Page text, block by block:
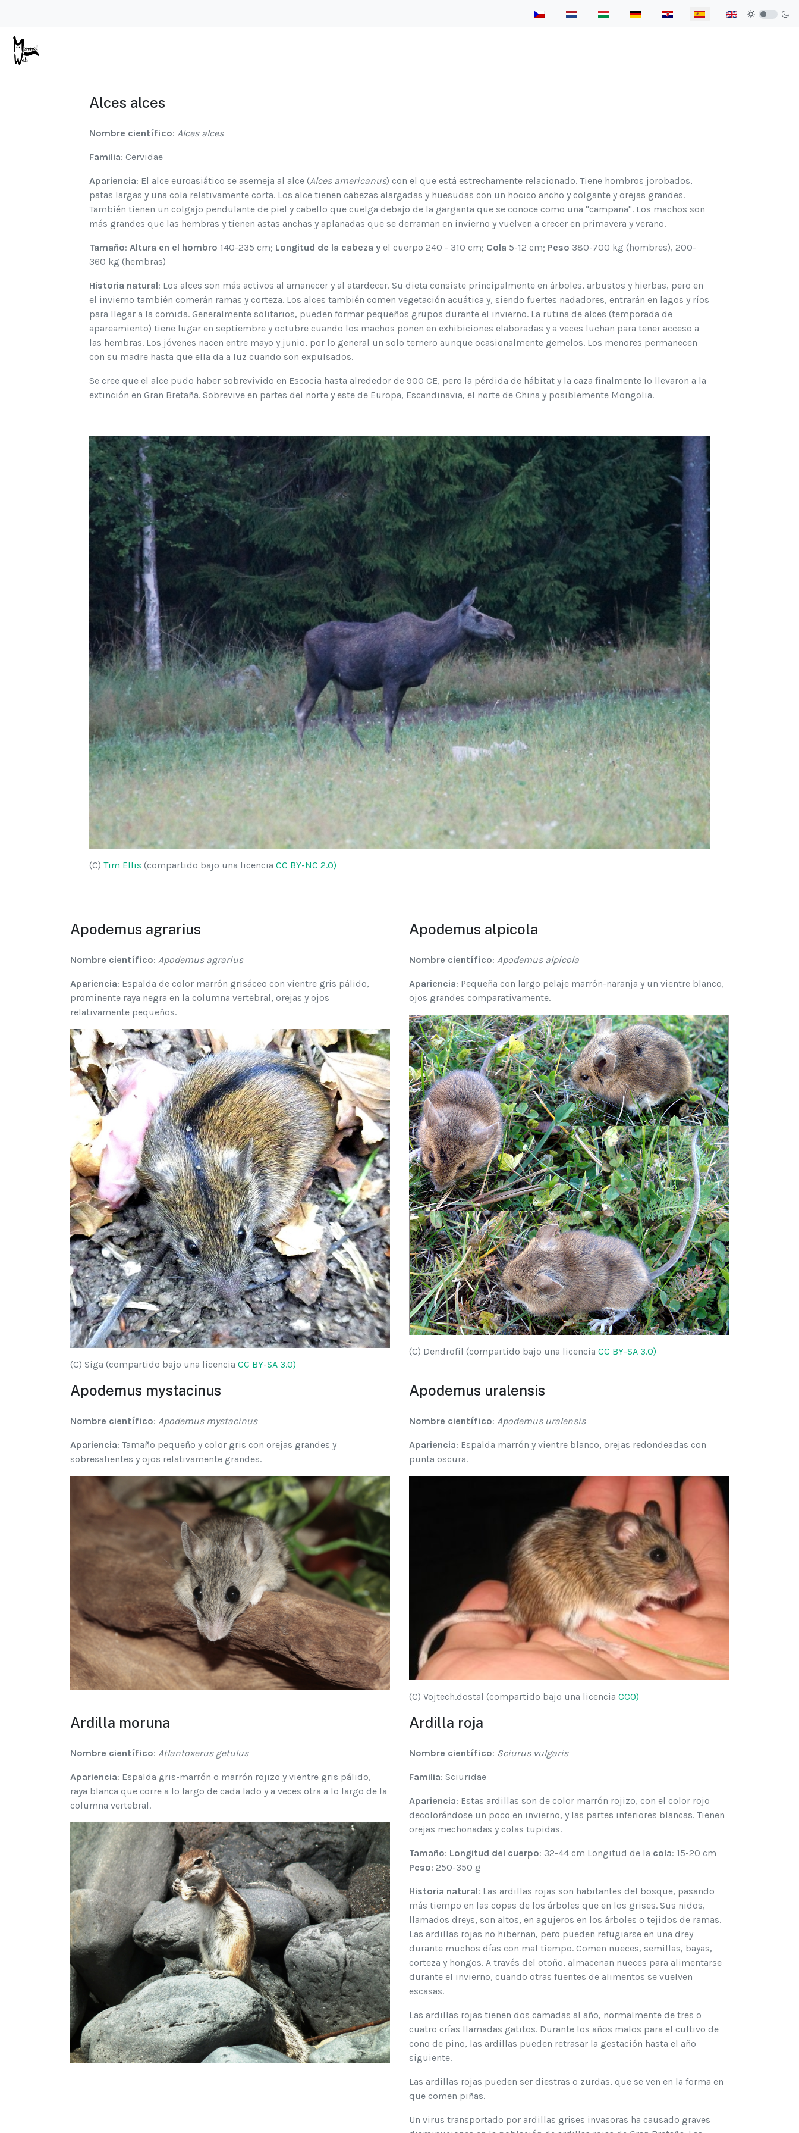
Select your language
Alces alces
Nombre científico: Alces alces
Familia: Cervidae
Apariencia: El alce euroasiático se asemeja al alce (Alces americanus) con el que está estrechamente relacionado. Tiene hombros jorobados,
patas largas y una cola relativamente corta. Los alce tienen cabezas alargadas y huesudas con un hocico ancho y colgante y orejas grandes.
También tienen un colgajo pendulante de piel y cabello que cuelga debajo de la garganta que se conoce como una "campana". Los machos son
más grandes que las hembras y tienen astas anchas y aplanadas que se derraman en invierno y vuelven a crecer en primavera y verano.
Tamaño: Altura en el hombro 140-235 cm; Longitud de la cabeza y el cuerpo 240 - 310 cm; Cola 5-12 cm; Peso 380-700 kg (hombres), 200-
360 kg (hembras)
Historia natural: Los alces son más activos al amanecer y al atardecer. Su dieta consiste principalmente en árboles, arbustos y hierbas, pero en
el invierno también comerán ramas y corteza. Los alces también comen vegetación acuática y, siendo fuertes nadadores, entrarán en lagos y ríos
para llegar a la comida. Generalmente solitarios, pueden formar pequeños grupos durante el invierno. La rutina de alces (temporada de
apareamiento) tiene lugar en septiembre y octubre cuando los machos ponen en exhibiciones elaboradas y a veces luchan para tener acceso a
las hembras. Los jóvenes nacen entre mayo y junio, por lo general un solo ternero aunque ocasionalmente gemelos. Los menores permanecen
con su madre hasta que ella da a luz cuando son expulsados.
Se cree que el alce pudo haber sobrevivido en Escocia hasta alrededor de 900 CE, pero la pérdida de hábitat y la caza finalmente lo llevaron a la
extinción en Gran Bretaña. Sobrevive en partes del norte y este de Europa, Escandinavia, el norte de China y posiblemente Mongolia.
(C) Tim Ellis (compartido bajo una licencia CC BY-NC 2.0)
Apodemus agrarius
Nombre científico: Apodemus agrarius
Apariencia: Espalda de color marrón grisáceo con vientre gris pálido,
prominente raya negra en la columna vertebral, orejas y ojos
relativamente pequeños.
(C) Siga (compartido bajo una licencia CC BY-SA 3.0)
Apodemus alpicola
Nombre científico: Apodemus alpicola
Apariencia: Pequeña con largo pelaje marrón-naranja y un vientre blanco,
ojos grandes comparativamente.
(C) Dendrofil (compartido bajo una licencia CC BY-SA 3.0)
Apodemus mystacinus
Nombre científico: Apodemus mystacinus
Apariencia: Tamaño pequeño y color gris con orejas grandes y
sobresalientes y ojos relativamente grandes.
Apodemus uralensis
Nombre científico: Apodemus uralensis
Apariencia: Espalda marrón y vientre blanco, orejas redondeadas con
punta oscura.
(C) Vojtech.dostal (compartido bajo una licencia CC0)
Ardilla moruna
Nombre científico: Atlantoxerus getulus
Apariencia: Espalda gris-marrón o marrón rojizo y vientre gris pálido,
raya blanca que corre a lo largo de cada lado y a veces otra a lo largo de la
columna vertebral.
Ardilla roja
Nombre científico: Sciurus vulgaris
Familia: Sciuridae
Apariencia: Estas ardillas son de color marrón rojizo, con el color rojo
decolorándose un poco en invierno, y las partes inferiores blancas. Tienen
orejas mechonadas y colas tupidas.
Tamaño: Longitud del cuerpo: 32-44 cm Longitud de la cola: 15-20 cm
Peso: 250-350 g
Historia natural: Las ardillas rojas son habitantes del bosque, pasando
más tiempo en las copas de los árboles que en los grises. Sus nidos,
llamados dreys, son altos, en agujeros en los árboles o tejidos de ramas.
Las ardillas rojas no hibernan, pero pueden refugiarse en una drey
durante muchos días con mal tiempo. Comen nueces, semillas, bayas,
corteza y hongos. A través del otoño, almacenan nueces para alimentarse
durante el invierno, cuando otras fuentes de alimentos se vuelven
escasas.
Las ardillas rojas tienen dos camadas al año, normalmente de tres o
cuatro crías llamadas gatitos. Durante los años malos para el cultivo de
cono de pino, las ardillas pueden retrasar la gestación hasta el año
siguiente.
Las ardillas rojas pueden ser diestras o zurdas, que se ven en la forma en
que comen piñas.
Un virus transportado por ardillas grises invasoras ha causado graves